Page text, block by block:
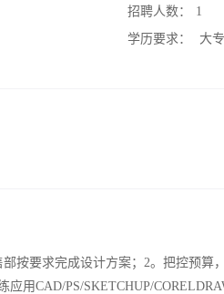
招聘人数：
1
学历要求：
大专
按要求完成设计方案；2。把控预
应用CAD/PS/SKETCHUP/